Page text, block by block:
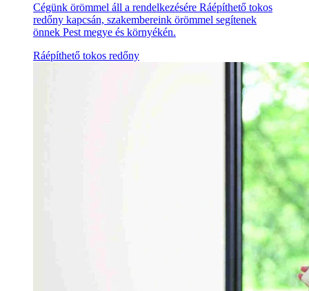
Cégünk örömmel áll a rendelkezésére Ráépíthető tokos
redőny kapcsán, szakembereink örömmel segítenek
önnek Pest megye és környékén.
Ráépíthető tokos redőny